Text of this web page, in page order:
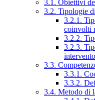
3.1. Obiettivi
3.2. Tipologie
3.2.1.
coinvolti
3.2.2.
3.2.3.
intervento
3.3.
3.3.1.
3.3.2.
3.4. Metodo di